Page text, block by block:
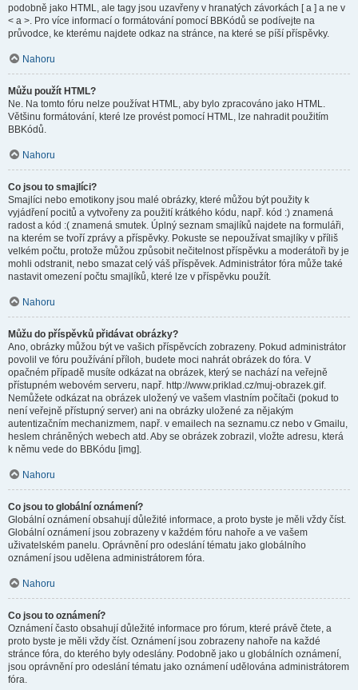
podobně jako HTML, ale tagy jsou uzavřeny v hranatých závorkách [ a ] a ne v
< a >. Pro více informací o formátování pomocí BBKódů se podívejte na
průvodce, ke kterému najdete odkaz na stránce, na které se píší příspěvky.
Nahoru
Můžu použít HTML?
Ne. Na tomto fóru nelze používat HTML, aby bylo zpracováno jako HTML.
Většinu formátování, které lze provést pomocí HTML, lze nahradit použitím
BBKódů.
Nahoru
Co jsou to smajlíci?
Smajlíci nebo emotikony jsou malé obrázky, které můžou být použity k
vyjádření pocitů a vytvořeny za použití krátkého kódu, např. kód :) znamená
radost a kód :( znamená smutek. Úplný seznam smajlíků najdete na formuláři,
na kterém se tvoří zprávy a příspěvky. Pokuste se nepoužívat smajlíky v příliš
velkém počtu, protože můžou způsobit nečitelnost příspěvku a moderátoři by je
mohli odstranit, nebo smazat celý váš příspěvek. Administrátor fóra může také
nastavit omezení počtu smajlíků, které lze v příspěvku použít.
Nahoru
Můžu do příspěvků přidávat obrázky?
Ano, obrázky můžou být ve vašich příspěvcích zobrazeny. Pokud administrátor
povolil ve fóru používání příloh, budete moci nahrát obrázek do fóra. V
opačném případě musíte odkázat na obrázek, který se nachází na veřejně
přístupném webovém serveru, např. http://www.priklad.cz/muj-obrazek.gif.
Nemůžete odkázat na obrázek uložený ve vašem vlastním počítači (pokud to
není veřejně přístupný server) ani na obrázky uložené za nějakým
autentizačním mechanizmem, např. v emailech na seznamu.cz nebo v Gmailu,
heslem chráněných webech atd. Aby se obrázek zobrazil, vložte adresu, která
k němu vede do BBKódu [img].
Nahoru
Co jsou to globální oznámení?
Globální oznámení obsahují důležité informace, a proto byste je měli vždy číst.
Globální oznámení jsou zobrazeny v každém fóru nahoře a ve vašem
uživatelském panelu. Oprávnění pro odeslání tématu jako globálního
oznámení jsou udělena administrátorem fóra.
Nahoru
Co jsou to oznámení?
Oznámení často obsahují důležité informace pro fórum, které právě čtete, a
proto byste je měli vždy číst. Oznámení jsou zobrazeny nahoře na každé
stránce fóra, do kterého byly odeslány. Podobně jako u globálních oznámení,
jsou oprávnění pro odeslání tématu jako oznámení udělována administrátorem
fóra.